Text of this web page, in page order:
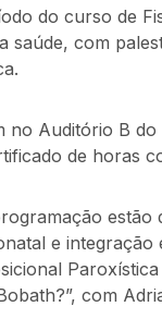
do curso de
saúde, com
no Auditório B
de horas
e
com